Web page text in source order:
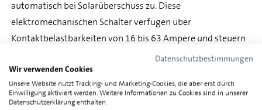
automatisch bei Solarüberschuss zu. Diese
elektromechanischen Schalter verfügen über
Kontaktbelastbarkeiten von 16 bis 63 Ampere und steuern
Heizstäbe, Wärmepumpen oder Ladestationen. Halbleiter-
Relais bieten verschleissfreies Schalten ohne mechanische
Kontakte und eignen sich für häufige Schaltvorgänge.
Leistungssteller regeln elektrische Verbraucher stufenlos
Datenschutzbestimmungen
Wir verwenden Cookies
Unsere Website nutzt Tracking- und Marketing-Cookies, die aber erst durch
Einwilligung aktiviert werden. Weitere Informationen zu Cookies sind in unserer
Datenschutzerklärung enthalten.